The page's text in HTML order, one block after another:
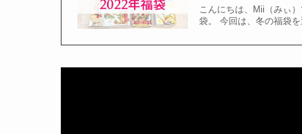
こんにちは、Mii（みぃ
袋。 今回は、冬の福袋